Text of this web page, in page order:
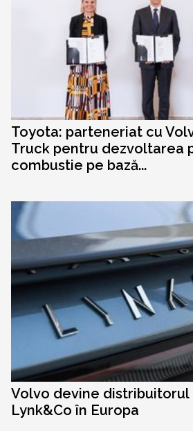
Toyota: parteneriat cu
Truck pentru dezvoltarea
combustie pe bază...
Volvo devine distribuitorul
Lynk&Co în Europa